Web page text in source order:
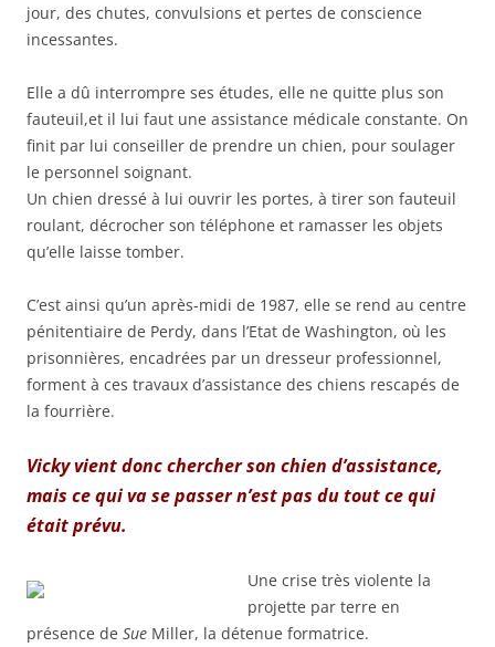
jour, des chutes, convulsions et pertes de conscience
incessantes.
Elle a dû interrompre ses études, elle ne quitte plus son
fauteuil,et il lui faut une assistance médicale constante. On
finit par lui conseiller de prendre un chien, pour soulager
le personnel soignant.
Un chien dressé à lui ouvrir les portes, à tirer son fauteuil
roulant, décrocher son téléphone et ramasser les objets
qu’elle laisse tomber.
C’est ainsi qu’un après-midi de 1987, elle se rend au centre
pénitentiaire de Perdy, dans l’Etat de Washington, où les
prisonnières, encadrées par un dresseur professionnel,
forment à ces travaux d’assistance des chiens rescapés de
la fourrière.
Vicky vient donc chercher son chien d’assistance,
mais ce qui va se passer n’est pas du tout ce qui
était prévu.
Une crise très violente la
projette par terre en
présence de Sue Miller, la détenue formatrice.